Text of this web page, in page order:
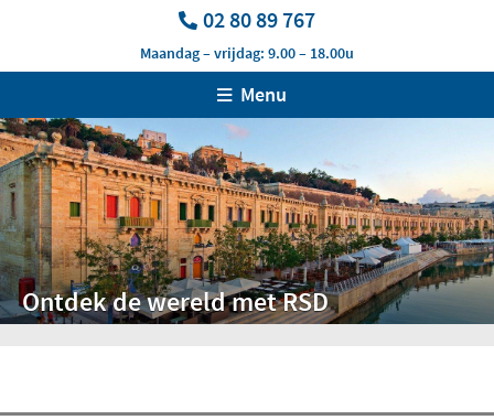
02 80 89 767
Maandag – vrijdag: 9.00 – 18.00u
Menu
Ontdek de wereld met RSD